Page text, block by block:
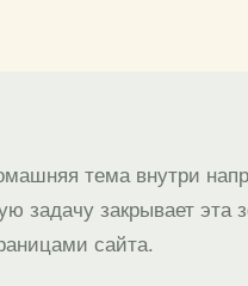
тема внутри
задачу закрывает эта
сайта.